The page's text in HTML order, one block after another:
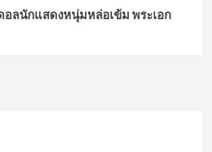
อลนักแสดงหนุ่มหล่อเข้ม พระเอก